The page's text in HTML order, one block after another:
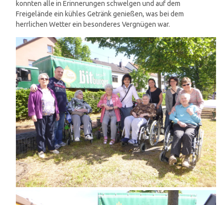
konnten alle in Erinnerungen schwelgen und auf dem
Freigelände ein kühles Getränk genießen, was bei dem
herrlichen Wetter ein besonderes Vergnügen war.